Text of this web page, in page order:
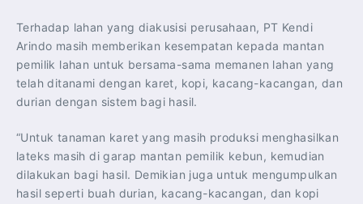
Terhadap lahan yang diakusisi perusahaan, PT Kendi
Arindo masih memberikan kesempatan kepada mantan
pemilik lahan untuk bersama-sama memanen lahan yang
telah ditanami dengan karet, kopi, kacang-kacangan, dan
durian dengan sistem bagi hasil.
“Untuk tanaman karet yang masih produksi menghasilkan
lateks masih di garap mantan pemilik kebun, kemudian
dilakukan bagi hasil. Demikian juga untuk mengumpulkan
hasil seperti buah durian, kacang-kacangan, dan kopi